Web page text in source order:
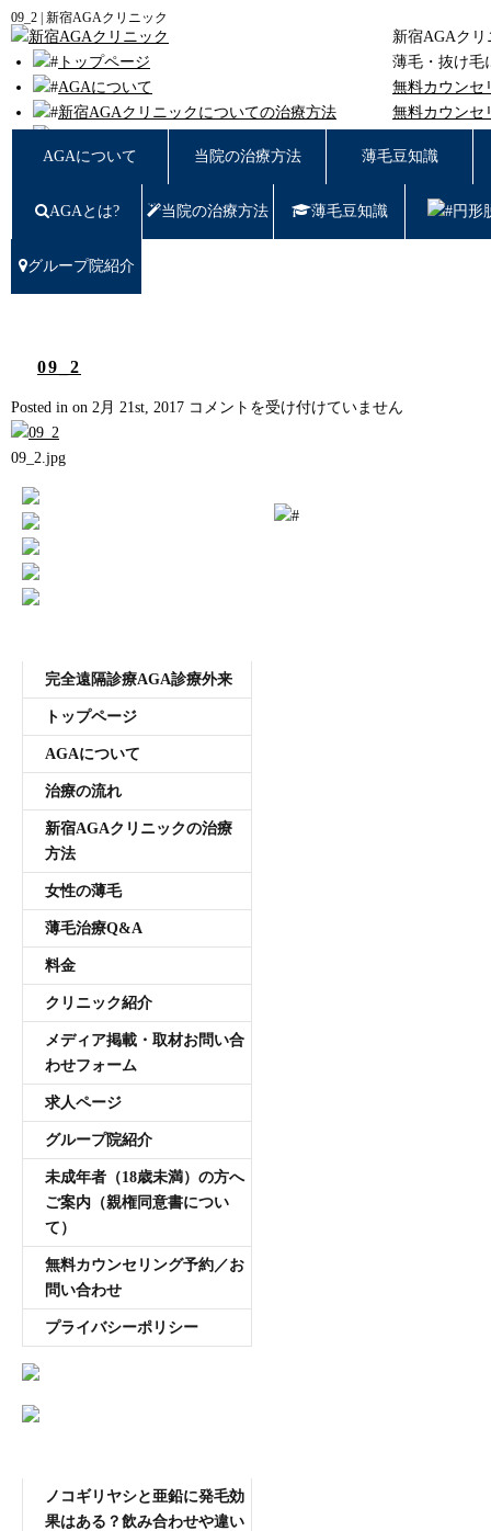
09_2 | 新宿AGAクリニック
トップページ
AGAについて
新宿AGAクリニックについての治療方法
円形脱毛
症例写真
治療の流れ
無料カウンセリング WEB予約はこちら／お問
プライバシーポリシー
無料相談窓口
ご予約はこちら
東京都新宿区西新宿7-20-2 愛美堂ビル7階
受付時間11:00~20:00 年中無休
新宿AGAクリ
薄毛・抜け毛
無料カウンセ
無料カウンセ
AGAについて
当院の治療方法 薄毛豆知識
AGAとは? 当院の治療方法 薄毛豆知識 円形
グループ院紹介
09_2
Posted in on 2月 21st, 2017 09_2
コメントを受け付けていません
09_2.jpg
完全遠隔診療AGA診療外来
トップページ
AGAについて
治療の流れ
新宿AGAクリニックの治療
方法
女性の薄毛
薄毛治療Q&A
料金
クリニック紹介
メディア掲載・取材お問い合
わせフォーム
求人ページ
グループ院紹介
未成年者（18歳未満）の方へ
ご案内（親権同意書につい
て）
無料カウンセリング予約／お
問い合わせ
プライバシーポリシー
ノコギリヤシと亜鉛に発毛効
果はある？飲み合わせや違い